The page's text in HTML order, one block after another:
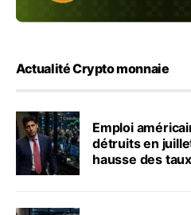
Actualité Crypto monnaie
Emploi
détruits en
hausse des